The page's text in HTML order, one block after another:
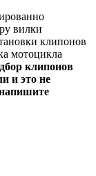
вилки
клипонов
мотоцикла
клипонов
и это не